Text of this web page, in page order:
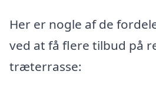
Her er nogle af de
ved at få flere tilbud på
træterrasse: